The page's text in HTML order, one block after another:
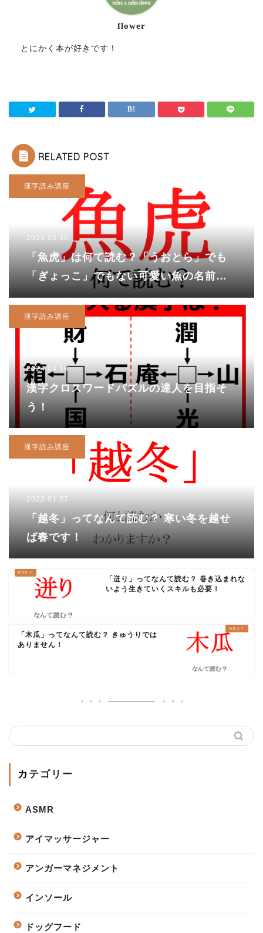
flower
とにかく本が好きです！
RELATED POST
漢字読み講座
2023.05.30
「魚虎」は何て読む？「うおとら」でも
「ぎょっこ」でもない可愛い魚の名前で
漢字読み講座
2024.04.18
漢字クロスワードパズルの達人を目指そ
う！
漢字読み講座
2022.01.27
「越冬」ってなんて読む？ 寒い冬を越せ
ば春です！
「迸り」ってなんて読む？ 巻き込まれな
いよう生きていくスキルも必要！
「木瓜」ってなんて読む？ きゅうりでは
ありません！
カテゴリー
ASMR
アイマッサージャー
アンガーマネジメント
インソール
ドッグフード